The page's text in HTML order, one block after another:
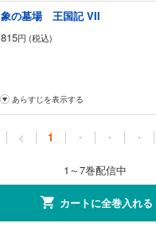
象の墓場 王国記 VII
815円 (税込)
あらすじを表示する
< 1 ・ ・ ・
1～7巻配信中
カートに全巻入れる